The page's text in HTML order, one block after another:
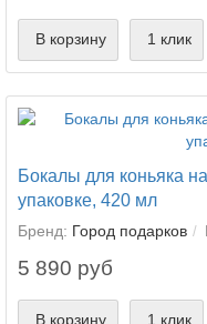
В корзину 1 клик
Бокалы для коньяка
упаковке, 420 мл
Бренд: Город подарков
5 890 руб
В корзину 1 клик